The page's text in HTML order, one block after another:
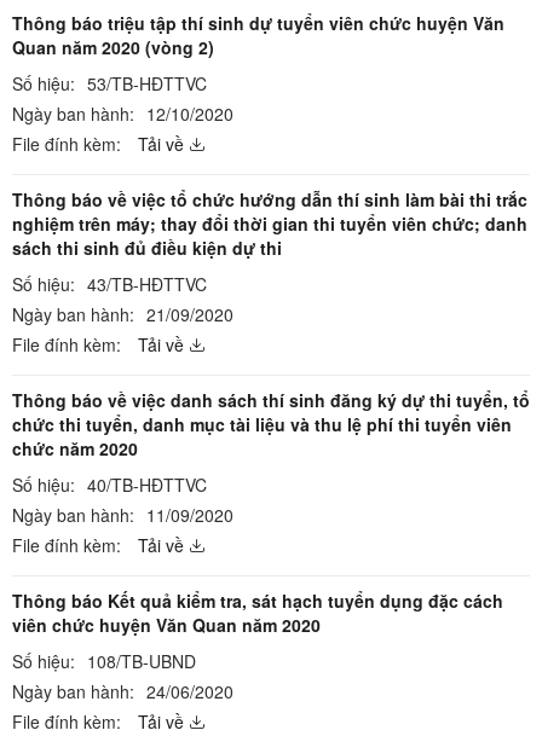
Thông báo triệu tập thí sinh dự tuyển viên chức huyện Văn
Quan năm 2020 (vòng 2)
Số hiệu: 53/TB-HĐTTVC
Ngày ban hành: 12/10/2020
File đính kèm:
Tải về
Thông báo về việc tổ chức hướng dẫn thí sinh làm bài thi trắc
nghiệm trên máy; thay đổi thời gian thi tuyển viên chức; danh
sách thi sinh đủ điều kiện dự thi
Số hiệu: 43/TB-HĐTTVC
Ngày ban hành: 21/09/2020
File đính kèm:
Tải về
Thông báo về việc danh sách thí sinh đăng ký dự thi tuyển, tổ
chức thi tuyển, danh mục tài liệu và thu lệ phí thi tuyển viên
chức năm 2020
Số hiệu: 40/TB-HĐTTVC
Ngày ban hành: 11/09/2020
File đính kèm:
Tải về
Thông báo Kết quả kiểm tra, sát hạch tuyển dụng đặc cách
viên chức huyện Văn Quan năm 2020
Số hiệu: 108/TB-UBND
Ngày ban hành: 24/06/2020
File đính kèm:
Tải về